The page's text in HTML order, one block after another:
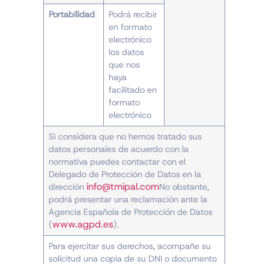
Portabilidad
Podrá recibir
en formato
electrónico
los datos
que nos
haya
facilitado en
formato
electrónico
Si considera que no hemos tratado sus
datos personales de acuerdo con la
normativa puedes contactar con el
Delegado de Protección de Datos en la
dirección info@tmipal.comNo obstante,
podrá presentar una reclamación ante la
Agencia Española de Protección de Datos
(www.agpd.es).
Para ejercitar sus derechos, acompañe su
solicitud una copia de su DNI o documento